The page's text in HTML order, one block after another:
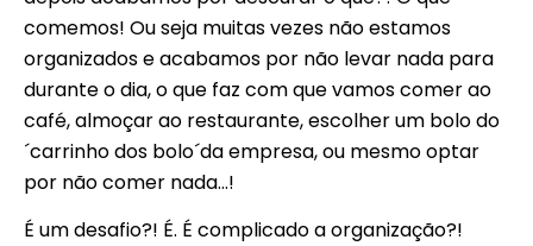
comemos! Ou seja muitas vezes não estamos
organizados e acabamos por não levar nada para
durante o dia, o que faz com que vamos comer ao
café, almoçar ao restaurante, escolher um bolo do
´carrinho dos bolo´da empresa, ou mesmo optar
por não comer nada…!
É um desafio?! É. É complicado a organização?!